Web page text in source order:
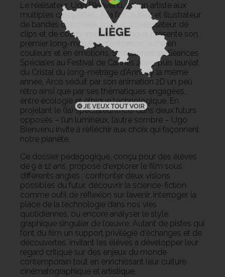
Le réalisateur, Ugo Bienvenu, est un artiste aux
multiples casquettes. À la fois auteur et illustrateur
de bandes dessinées, mais aussi réalisateur de
clips et de courts-métrages, il nous présente son
premier long-métrage d’animation, riche en
couleurs et en émotions. Sélectionné en Séances
Spéciales au Festival de Cannes 2025, puis lauréat
du Cristal du long-métrage d’Annecy la même
année, Arco séduit par son animation 2D un peu
rétro ainsi que par ses thématiques engagées,
entre écologie et éthique technologique. En
projetant le (la) spectateur(trice) dans deux futurs
opposés – l’un lumineux, l’autre sombre – Ugo
Bienvenu invite à réfléchir aux choix qui façonnent
notre planète.
Ce dossier pédagogique, conçu pour des élèves
de 9 à 12 ans, propose d’explorer le film sous
différents angles : confronter deux visions
possibles du futur, découvrir la science-fiction
comme outil de réflexion sur l’avenir, interroger la
place de la technologie dans nos vies
quotidiennes, ou encore analyser le style
graphique singulier de l’œuvre. Autant de pistes qui
font du film un support privilégié d’échanges et de
découvertes, invitant les élèves à développer leur
regard critique sur des enjeux du monde
contemporain tout en enrichissant leur culture
cinématographique et artistique.